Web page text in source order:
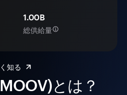
とは？
1.00B
総供給量
知る